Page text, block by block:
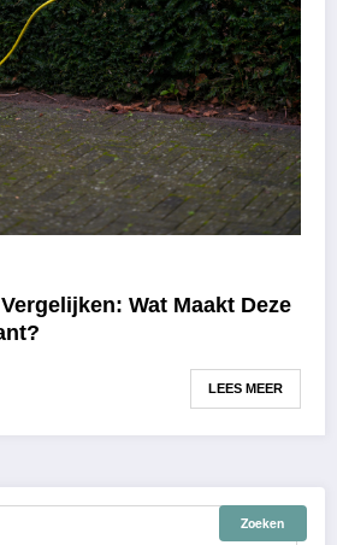
Wat Maakt Deze
LEES MEER